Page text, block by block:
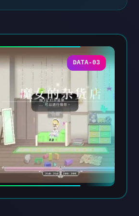
DATA-03